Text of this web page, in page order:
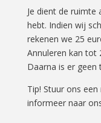
Je dient de ruimte
hebt. Indien wij
rekenen we 25
Annuleren kan tot
Daarna is er geen
Tip! Stuur ons
informeer naar